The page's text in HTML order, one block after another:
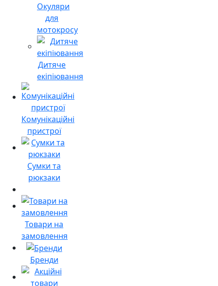
Окуляри
для
мотокросу
Дитяче
екіпіювання
Комунікаційні
пристрої
Сумки та
рюкзаки
Товари на
замовлення
Бренди